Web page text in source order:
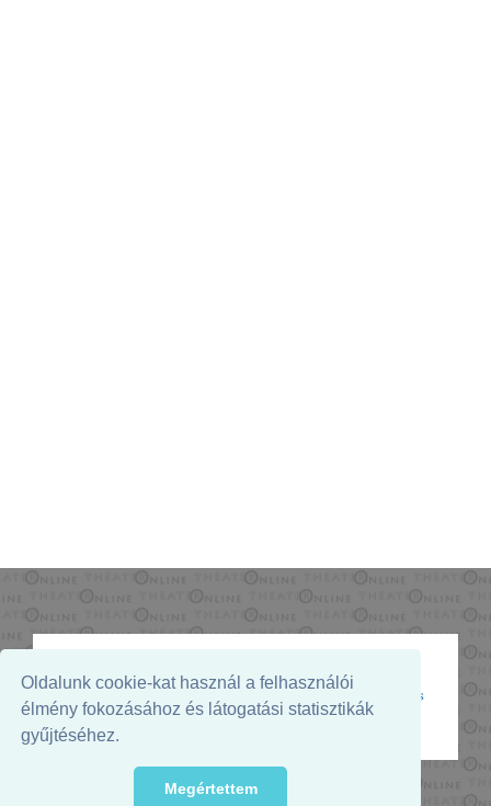
Oldalunk cookie-kat használ a felhasználói
élmény fokozásához és látogatási statisztikák
gyűjtéséhez.
Megértettem
Az oldal megjelenését támogatja: